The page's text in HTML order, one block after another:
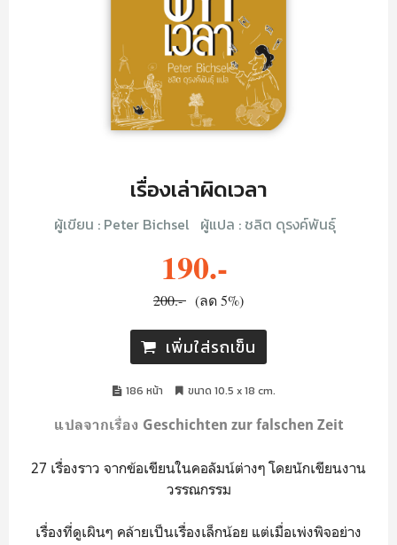
เรื่องเล่าผิดเวลา
ผู้เขียน : Peter Bichsel ผู้แปล : ชลิต ดุรงค์พันธุ์
190.-
200.- (ลด 5%)
เพิ่มใส่รถเข็น
186 หน้า ขนาด 10.5 x 18 cm.
แปลจากเรื่อง Geschichten zur falschen Zeit
27 เรื่องราว จากข้อเขียนในคอลัมน์ต่างๆ โดยนักเขียนงาน
วรรณกรรม
เรื่องที่ดูเผินๆ คล้ายเป็นเรื่องเล็กน้อย แต่เมื่อเพ่งพิจอย่าง